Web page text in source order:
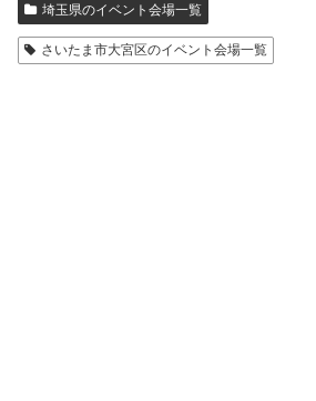
埼玉県のイベント会場一覧
さいたま市大宮区のイベント会場一覧